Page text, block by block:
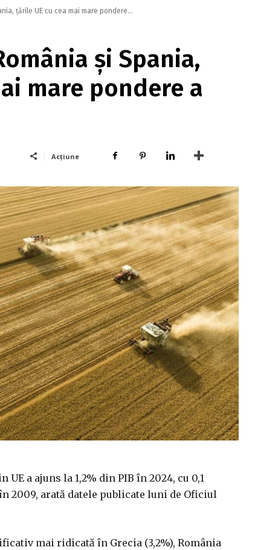
ţările UE cu cea mai mare pondere...
şi Spania,
mare pondere a
Acțiune
a ajuns la 1,2% din PIB în 2024, cu 0,1
2009, arată datele publicate luni de Oficiul
mai ridicată în Grecia (3,2%), România